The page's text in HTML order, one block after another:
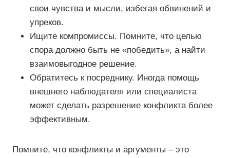
свои чувства и мысли, избегая обвинений и
упреков.
Ищите компромиссы. Помните, что целью
спора должно быть не «победить», а найти
взаимовыгодное решение.
Обратитесь к посреднику. Иногда помощь
внешнего наблюдателя или специалиста
может сделать разрешение конфликта более
эффективным.
Помните, что конфликты и аргументы – это